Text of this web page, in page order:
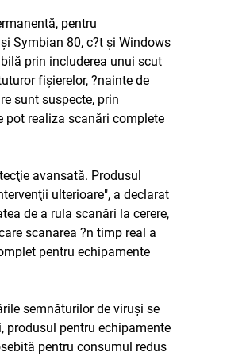
pentru
Symbian 80, c?t şi Windows
prin includerea unui scut
fişierelor, ?nainte de
sunt suspecte, prin
pot realiza scanări complete
avansată. Produsul
ulterioare", a declarat
de a rula scanări la cerere,
scanarea ?n timp real a
pentru echipamente
semnăturilor de viruşi se
produsul pentru echipamente
pentru consumul redus